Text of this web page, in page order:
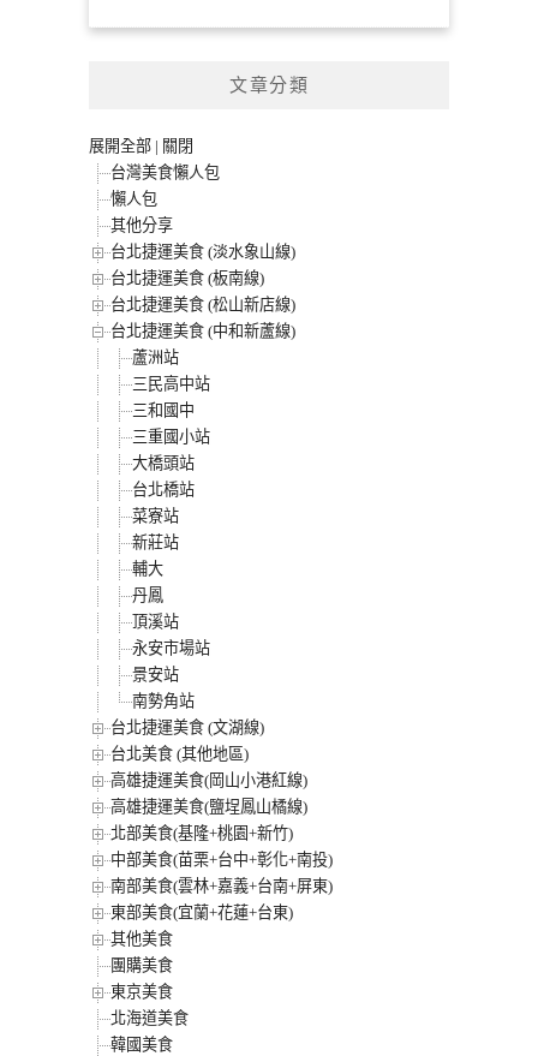
文章分類
展開全部 | 關閉
台灣美食懶人包
懶人包
其他分享
台北捷運美食 (淡水象山線)
台北捷運美食 (板南線)
台北捷運美食 (松山新店線)
台北捷運美食 (中和新蘆線)
蘆洲站
三民高中站
三和國中
三重國小站
大橋頭站
台北橋站
菜寮站
新莊站
輔大
丹鳳
頂溪站
永安市場站
景安站
南勢角站
台北捷運美食 (文湖線)
台北美食 (其他地區)
高雄捷運美食(岡山小港紅線)
高雄捷運美食(鹽埕鳳山橘線)
北部美食(基隆+桃園+新竹)
中部美食(苗栗+台中+彰化+南投)
南部美食(雲林+嘉義+台南+屏東)
東部美食(宜蘭+花蓮+台東)
其他美食
團購美食
東京美食
北海道美食
韓國美食